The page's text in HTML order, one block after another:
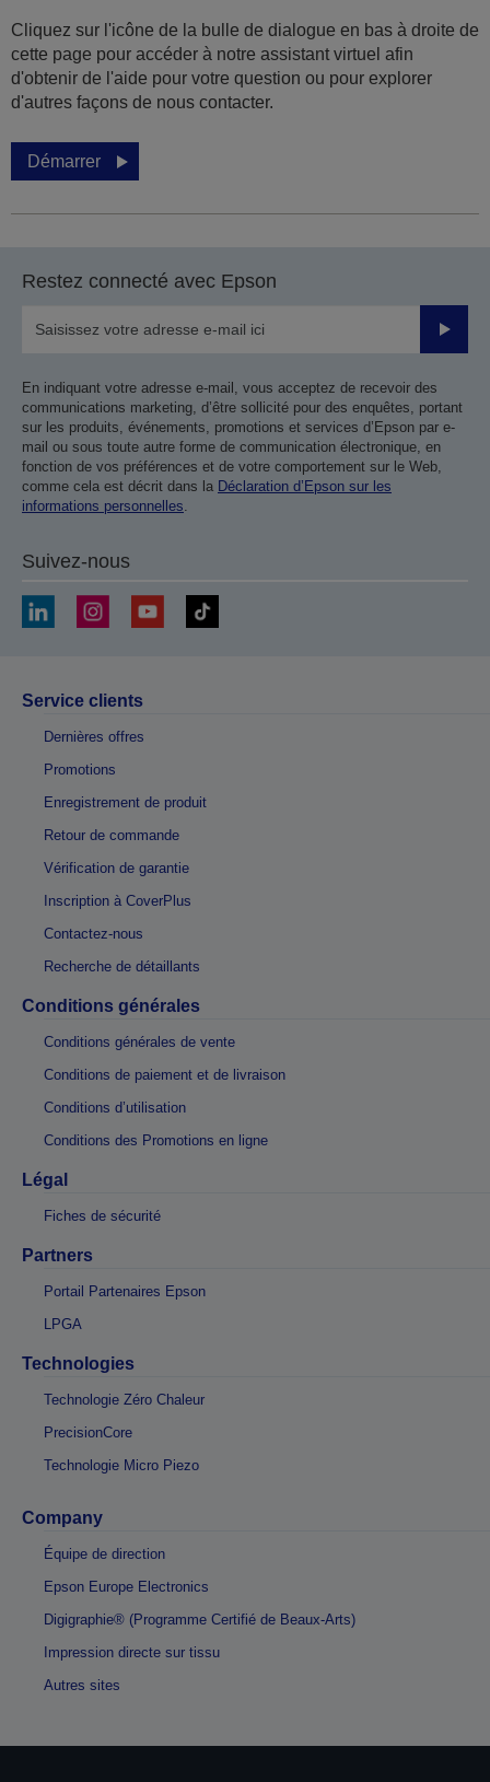
Cliquez sur l'icône de la bulle de dialogue en bas à droite de
cette page pour accéder à notre assistant virtuel afin
d'obtenir de l'aide pour votre question ou pour explorer
d'autres façons de nous contacter.
Démarrer
Restez connecté avec Epson
Valider
En indiquant votre adresse e-mail, vous acceptez de recevoir des
communications marketing, d’être sollicité pour des enquêtes, portant
sur les produits, événements, promotions et services d’Epson par e-
mail ou sous toute autre forme de communication électronique, en
fonction de vos préférences et de votre comportement sur le Web,
comme cela est décrit dans la Déclaration d’Epson sur les
informations personnelles.
Suivez-nous
Service clients
Dernières offres
Promotions
Enregistrement de produit
Retour de commande
Vérification de garantie
Inscription à CoverPlus
Contactez-nous
Recherche de détaillants
Conditions générales
Conditions générales de vente
Conditions de paiement et de livraison
Conditions d’utilisation
Conditions des Promotions en ligne
Légal
Fiches de sécurité
Partners
Portail Partenaires Epson
LPGA
Technologies
Technologie Zéro Chaleur
PrecisionCore
Technologie Micro Piezo
Company
Équipe de direction
Epson Europe Electronics
Digigraphie® (Programme Certifié de Beaux-Arts)
Impression directe sur tissu
Autres sites